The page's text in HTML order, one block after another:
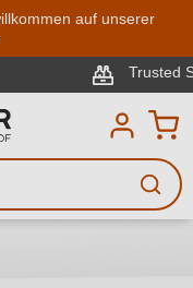
springen
auf unserer
zertifiziert)
Wein